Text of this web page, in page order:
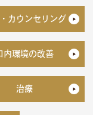
カウンセリング
内環境の改善
治療